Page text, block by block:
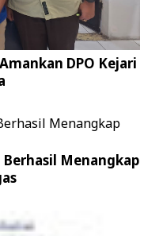
DPO Kejari
Menangkap